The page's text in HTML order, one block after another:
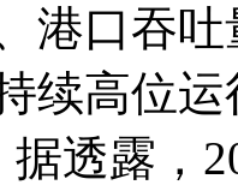
港口吞
续高位
据透露，